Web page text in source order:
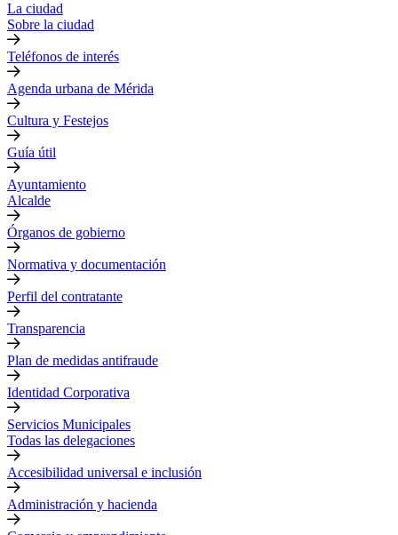
La ciudad
Sobre la ciudad
Teléfonos de interés
Agenda urbana de Mérida
Cultura y Festejos
Guía útil
Ayuntamiento
Alcalde
Órganos de gobierno
Normativa y documentación
Perfil del contratante
Transparencia
Plan de medidas antifraude
Identidad Corporativa
Servicios Municipales
Todas las delegaciones
Accesibilidad universal e inclusión
Administración y hacienda